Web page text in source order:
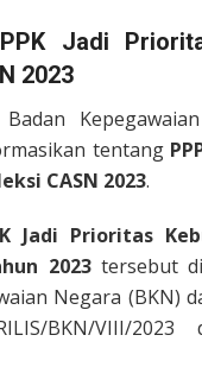
Jadi
2023
Badan
tentang
CASN 2023.
Jadi Prioritas
2023 tersebut
Negara (BKN)
BKN/VIII/